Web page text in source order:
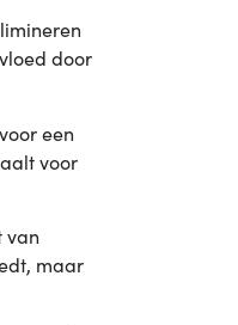
door
een
voor
van
maar